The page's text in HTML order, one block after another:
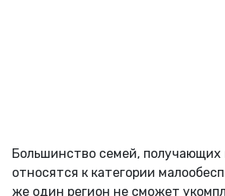
Большинство семей, получающих
относятся к категории
же один регион не сможет